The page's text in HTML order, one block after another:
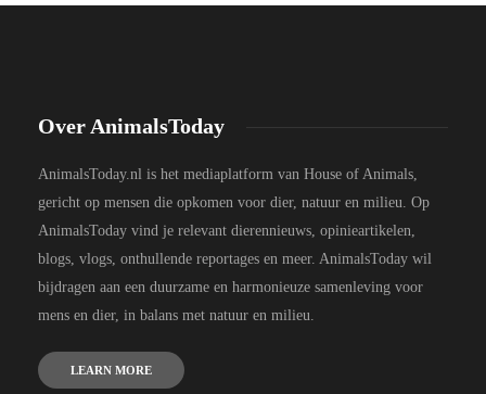
Over AnimalsToday
AnimalsToday.nl is het mediaplatform van House of Animals,
gericht op mensen die opkomen voor dier, natuur en milieu. Op
AnimalsToday vind je relevant dierennieuws, opinieartikelen,
blogs, vlogs, onthullende reportages en meer. AnimalsToday wil
bijdragen aan een duurzame en harmonieuze samenleving voor
mens en dier, in balans met natuur en milieu.
LEARN MORE